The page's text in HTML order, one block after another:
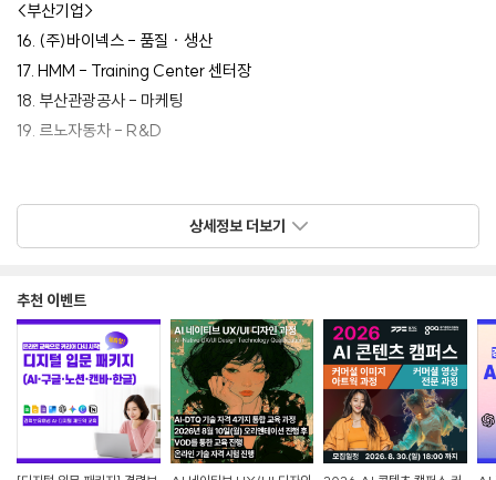
<부산기업>
16. (주)바이넥스 - 품질 · 생산
17. HMM - Training Center 센터장
18. 부산관광공사 - 마케팅
19. 르노자동차 - R&D
https://forms.gle/eTZFDQakVZoB7hpZ7
CP Team
070 7012 7755
cpteam2015@naver.com
상세정보 더보기
추천 이벤트